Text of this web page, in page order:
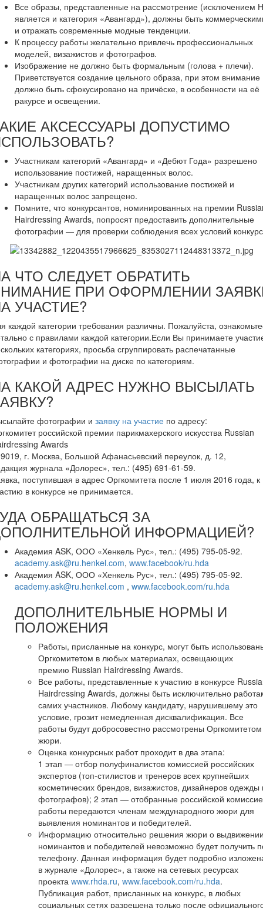
Все образы, представленные на рассмотрение (исключением
является и категория «Авангард»), должны быть
и отражать современные модные тенденции.
К процессу работы желательно привлечь профессиональных
моделей, визажистов и фотографов.
Изображение не должно быть формальным (голова + плечи).
Приветствуется создание цельного образа, при этом внимание
должно быть сфокусировано на причёске, в особенности на её
ракурсе и освещении.
АКСЕССУАРЫ ДОПУСТИМО
Участникам категорий «Авангард» и «Дебют Года» разрешено
использование постижей, наращенных волос.
Участникам других категорий использование постижей и
наращенных волос запрещено.
Помните, что конкурсантов, номинированных на премии
Hairdressing Awards, попросят предоставить дополнительные
фотографии — для проверки соблюдения всех условий
ЧТО СЛЕДУЕТ ОБРАТИТЬ
ПРИ ОФОРМЛЕНИИ
УЧАСТИЕ?
каждой категории требования различны. Пожалуйста,
с правилами каждой категории.Если Вы принимаете
категориях, просьба сгруппировать распечатанные
и фотографии на диске по категориям.
КАКОЙ АДРЕС НУЖНО ВЫСЫЛАТЬ
фотографии и заявку на участие по адресу:
российской премии парикмахерского искусства Russian
Awards
г. Москва, Большой Афанасьевский переулок, д. 12,
журнала «Долорес», тел.: (495) 691-61-59.
поступившая в адрес Оргкомитета после 1 июля 2016 года, к
в конкурсе не принимается.
ОБРАЩАТЬСЯ ЗА
ИНФОРМАЦИЕЙ?
Академия ASK, ООО «Хенкель Рус», тел.: (495) 795-05-92.
academy.ask@ru.henkel.com, www.facebook/ru.hda
Академия ASK, ООО «Хенкель Рус», тел.: (495) 795-05-92.
academy.ask@ru.henkel.com , www.facebook.com/ru.hda
ДОПОЛНИТЕЛЬНЫЕ НОРМЫ И
ПОЛОЖЕНИЯ
Работы, присланные на конкурс, могут быть
Оргкомитетом в любых материалах, освещающих
премию Russian Hairdressing Awards.
Все работы, представленные к участию в конкурсе
Hairdressing Awards, должны быть исключительно
самих участников. Любому кандидату, нарушившему это
условие, грозит немедленная дисквалификация. Все
работы будут добросовестно рассмотрены
жюри.
Оценка конкурсных работ проходит в два этапа:
1 этап — отбор полуфиналистов комиссией российских
экспертов (топ-стилистов и тренеров всех крупнейших
косметических брендов, визажистов, дизайнеров одежды
фотографов); 2 этап — отобранные российской
работы передаются членам международного жюри для
выявления номинантов и победителей.
Информацию относительно решения жюри о
номинантов и победителей невозможно будет получить
телефону. Данная информация будет подробно
в журнале «Долорес», а также на сетевых ресурсах
проекта www.rhda.ru, www.facebook.com/ru.hda.
Публикация работ, присланных на конкурс, в любых
социальных сетях разрешена только после